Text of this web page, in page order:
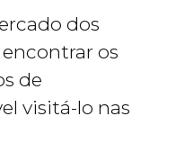
dos
os
de
visitá-lo nas